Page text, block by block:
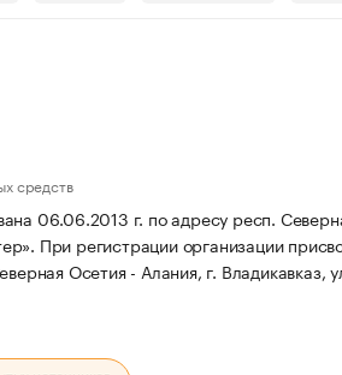
средств
06.06.2013 г. по адресу респ.
При регистрации организации
Осетия - Алания, г. Владикавказ,